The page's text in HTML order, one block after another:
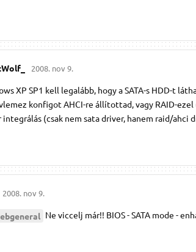
2008. nov 9.
XP SP1 kell legalább, hogy a SATA-s HDD-t
konfigot AHCI-re állítottad, vagy RAID-
integrálás (csak nem sata driver, hanem raid/ahci
2008. nov 9.
Ne viccelj már!! BIOS - SATA mode -